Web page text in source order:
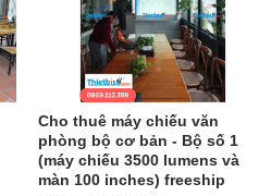
Cho thuê máy chiếu văn
phòng bộ cơ bản - Bộ số 1
(máy chiếu 3500 lumens và
màn 100 inches) freeship